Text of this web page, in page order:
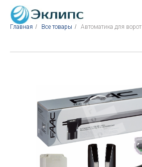
Главная / Все товары / Автоматика для ворот